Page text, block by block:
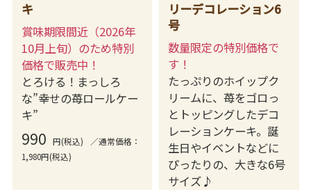
キ
賞味期限間近（2026年
10月上旬）のため特別
価格で販売中！
とろける！まっしろ
な”幸せの苺ロールケー
キ”
990 円(税込)
／通常価格：
1,980円(税込)
リーデコレーション6
号
数量限定の特別価格で
す！
たっぷりのホイップク
リームに、苺をゴロっ
とトッピングしたデコ
レーションケーキ。誕
生日やイベントなどに
ぴったりの、大きな6号
サイズ♪